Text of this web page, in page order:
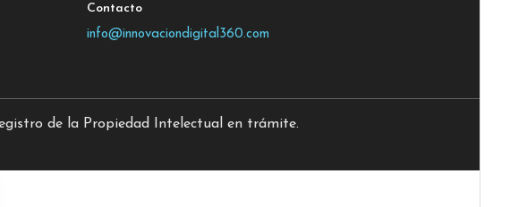
Contacto
info@innovaciondigital360.com
de la Propiedad Intelectual en trámite.